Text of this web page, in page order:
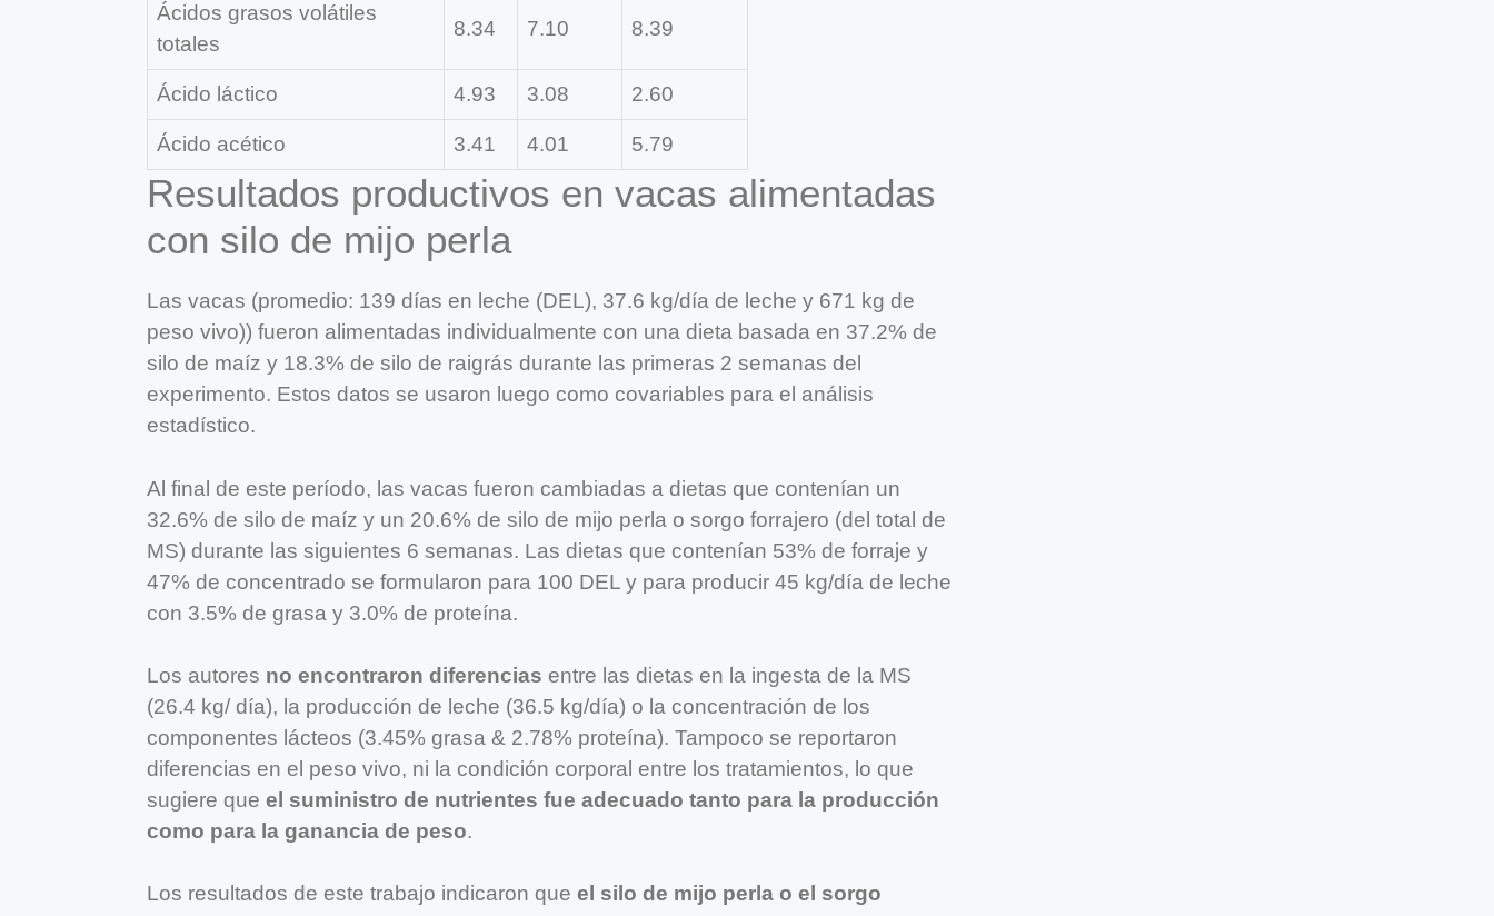
Ácidos grasos volátiles
totales
8.34 7.10 8.39
Ácido láctico 4.93 3.08 2.60
Ácido acético 3.41 4.01 5.79
Resultados productivos en vacas alimentadas
con silo de mijo perla
Las vacas (promedio: 139 días en leche (DEL), 37.6 kg/día de leche y 671 kg de
peso vivo)) fueron alimentadas individualmente con una dieta basada en 37.2% de
silo de maíz y 18.3% de silo de raigrás durante las primeras 2 semanas del
experimento. Estos datos se usaron luego como covariables para el análisis
estadístico.
Al final de este período, las vacas fueron cambiadas a dietas que contenían un
32.6% de silo de maíz y un 20.6% de silo de mijo perla o sorgo forrajero (del total de
MS) durante las siguientes 6 semanas. Las dietas que contenían 53% de forraje y
47% de concentrado se formularon para 100 DEL y para producir 45 kg/día de leche
con 3.5% de grasa y 3.0% de proteína.
Los autores no encontraron diferencias entre las dietas en la ingesta de la MS
(26.4 kg/ día), la producción de leche (36.5 kg/día) o la concentración de los
componentes lácteos (3.45% grasa & 2.78% proteína). Tampoco se reportaron
diferencias en el peso vivo, ni la condición corporal entre los tratamientos, lo que
sugiere que el suministro de nutrientes fue adecuado tanto para la producción
como para la ganancia de peso.
Los resultados de este trabajo indicaron que el silo de mijo perla o el sorgo